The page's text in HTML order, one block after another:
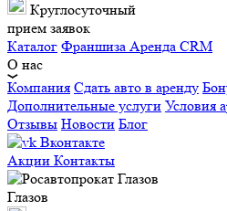
Круглосуточный
прием заявок
Каталог Франшиза Аренда CRM
О нас
Компания Сдать авто в аренду
Дополнительные услуги Условия
Отзывы Новости Блог
Вконтакте
Акции Контакты
Глазов